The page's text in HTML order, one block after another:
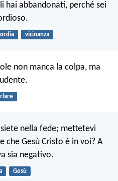
hai abbandonati, perché sei
vicinanza
non manca la colpa, ma
nella fede; mettetevi
che Gesù Cristo è in voi? A
sia negativo.
Gesù